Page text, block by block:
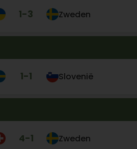
1-3 Zweden
1-1 Slovenië
4-1 Zweden